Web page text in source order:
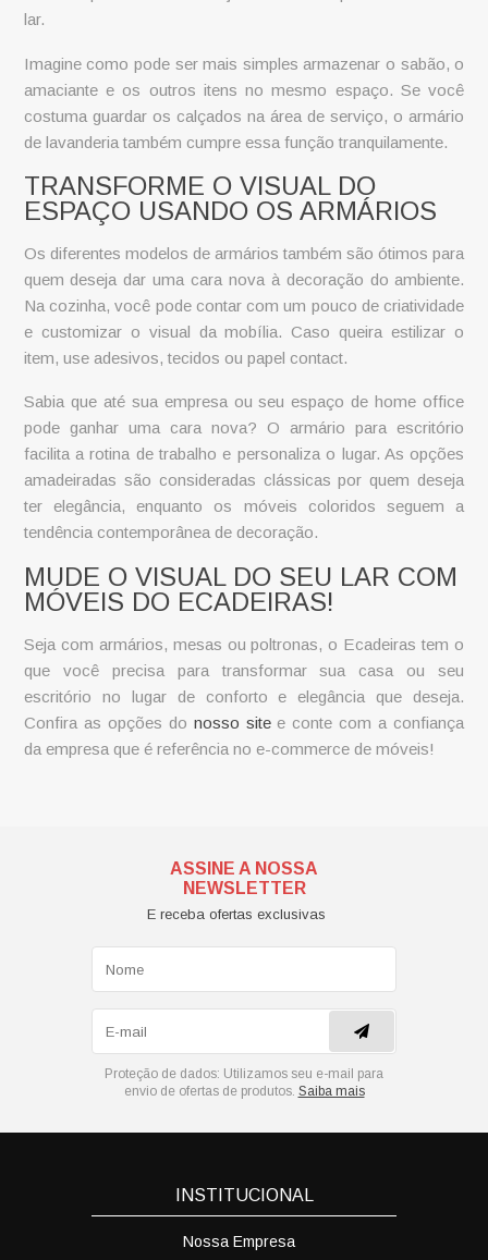
lar.
Imagine como pode ser mais simples armazenar o sabão, o
amaciante e os outros itens no mesmo espaço. Se você
costuma guardar os calçados na área de serviço, oarmário
de lavanderia também cumpre essa função tranquilamente.
TRANSFORME O VISUAL DO
ESPAÇO USANDO OS ARMÁRIOS
Os diferentes modelos de armários também são ótimos para
quem deseja dar uma cara nova à decoração do ambiente.
Na cozinha, você pode contar com um pouco de criatividade
e customizar o visual da mobília. Caso queira estilizar o
item, use adesivos, tecidos ou papel contact.
Sabia que até sua empresa ou seu espaço de home office
pode ganhar uma cara nova? Oarmário para escritório
facilita a rotina de trabalho e personaliza o lugar. As opções
amadeiradas são consideradas clássicas por quem deseja
ter elegância, enquanto os móveis coloridos seguem a
tendência contemporânea de decoração.
MUDE O VISUAL DO SEU LAR COM
MÓVEIS DO ECADEIRAS!
Seja com armários, mesas ou poltronas, o Ecadeiras tem o
que você precisa para transformar sua casa ou seu
escritório no lugar de conforto e elegância que deseja.
Confira as opções do nosso sitee conte com a confiança
da empresa que é referência no e-commerce de móveis!
ASSINE A NOSSA
NEWSLETTER
E receba ofertas exclusivas
Proteção de dados: Utilizamos seu e-mail para
envio de ofertas de produtos. Saiba mais
INSTITUCIONAL
Nossa Empresa